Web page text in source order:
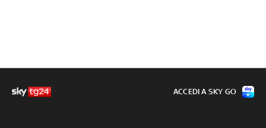
ACCEDI A SKY GO